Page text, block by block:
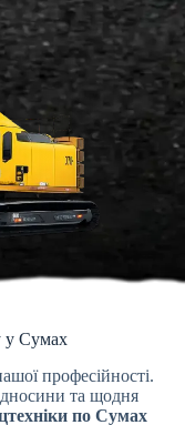
у Сумах
професійності.
та щодня
по Сумах